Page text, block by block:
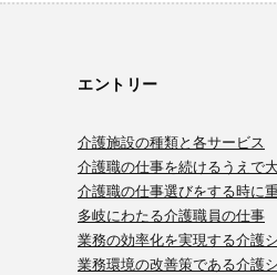
エントリー
介護施設の種類と各サービス
介護職の仕事を続けるうえで
介護職の仕事選びをする時に
多岐にわたる介護職員の仕事
業務の効率化を実現する介護
業務環境の改善策である介護